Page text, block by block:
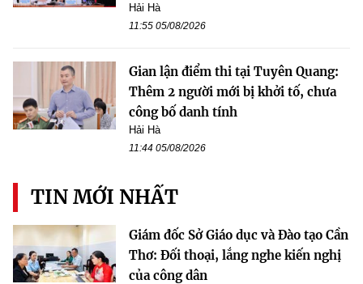
Hải Hà
11:55 05/08/2026
Gian lận điểm thi tại Tuyên Quang:
Thêm 2 người mới bị khởi tố, chưa
công bố danh tính
Hải Hà
11:44 05/08/2026
TIN MỚI NHẤT
Giám đốc Sở Giáo dục và Đào tạo Cần
Thơ: Đối thoại, lắng nghe kiến nghị
của công dân